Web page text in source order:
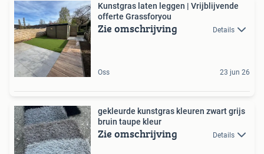
Kunstgras laten leggen | Vrijblijvende
offerte Grassforyou
Zie omschrijving Details
Oss 23 jun 26
gekleurde kunstgras kleuren zwart grijs
bruin taupe kleur
Zie omschrijving Details